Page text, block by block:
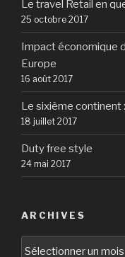
Le travel Retail en
25 octobre 2017
Impact économique
Europe
16 août 2017
Le sixième continent
18 juillet 2017
Duty free style
24 mai 2017
ARCHIVES
Archives